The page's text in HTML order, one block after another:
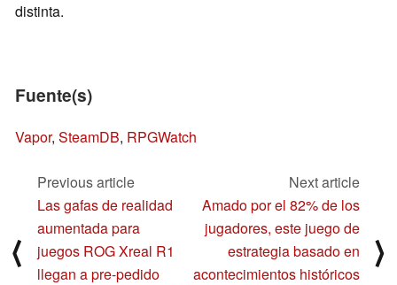
distinta.
Fuente(s)
Vapor, SteamDB, RPGWatch
⟨
Previous article
Las gafas de realidad
aumentada para
juegos ROG Xreal R1
llegan a pre-pedido
Next article
Amado por el 82% de los
jugadores, este juego de
estrategia basado en
acontecimientos históricos
⟩